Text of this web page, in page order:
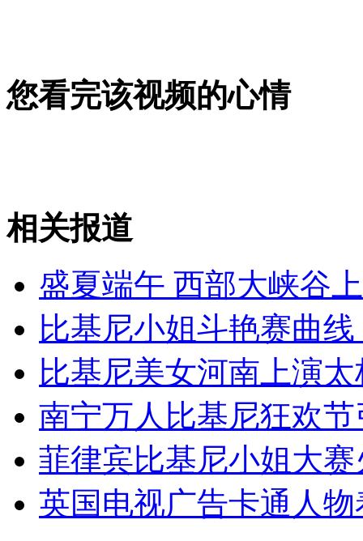
美背包客高速路拦车欲前往北京
山西运城恶犬咬伤多人 警民合力深夜将其击毙
女孩北京地铁殴打老人 痛下狠手拳打脚踢
无痛分娩是否安全 医生回应
外交部：反对强权政治霸凌主义
外交部：有关国家言论片面不公正
您看完该视频的心情
相关报道
盛夏端午 西部大峡谷
比基尼小姐斗艳赛曲
比基尼美女河南上演太
南宁万人比基尼狂欢
菲律宾比基尼小姐大
英国电视广告卡通人